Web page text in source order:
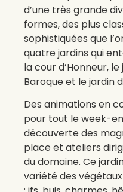
d’une très grande
formes, des plus
sophistiquées que
quatre jardins qui
la cour d’Honneur,
Baroque et le jardin
Des animations en
pour tout le week-
découverte des
place et ateliers
du domaine. Ce
variété des